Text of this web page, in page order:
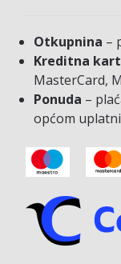
Otkupnina –
Kreditna
MasterCard,
Ponuda –
općom